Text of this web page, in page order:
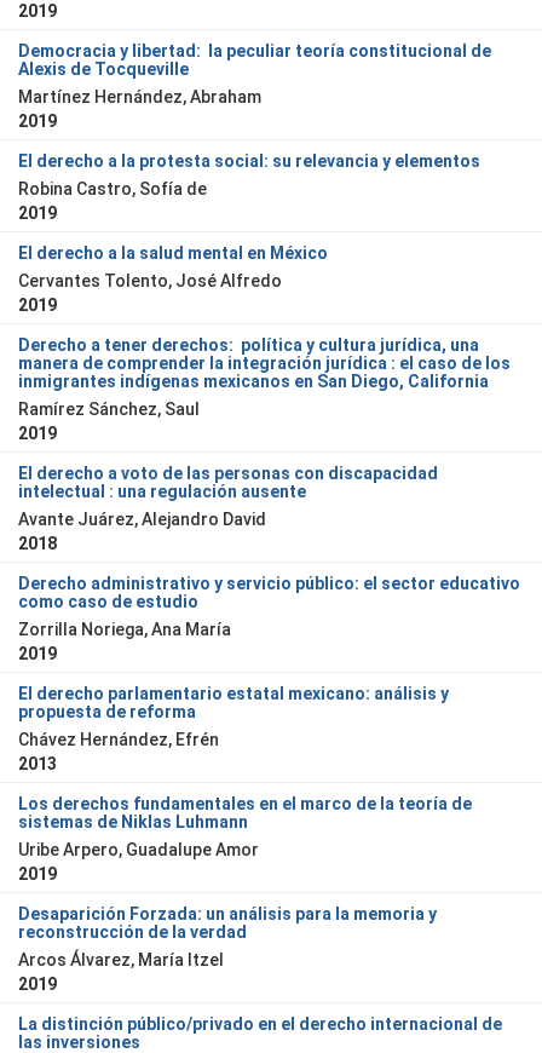
2019
Democracia y libertad: la peculiar teoría constitucional de
Alexis de Tocqueville
Martínez Hernández, Abraham
2019
El derecho a la protesta social: su relevancia y elementos
Robina Castro, Sofía de
2019
El derecho a la salud mental en México
Cervantes Tolento, José Alfredo
2019
Derecho a tener derechos: política y cultura jurídica, una
manera de comprender la integración jurídica : el caso de los
inmigrantes indígenas mexicanos en San Diego, California
Ramírez Sánchez, Saul
2019
El derecho a voto de las personas con discapacidad
intelectual : una regulación ausente
Avante Juárez, Alejandro David
2018
Derecho administrativo y servicio público: el sector educativo
como caso de estudio
Zorrilla Noriega, Ana María
2019
El derecho parlamentario estatal mexicano: análisis y
propuesta de reforma
Chávez Hernández, Efrén
2013
Los derechos fundamentales en el marco de la teoría de
sistemas de Niklas Luhmann
Uribe Arpero, Guadalupe Amor
2019
Desaparición Forzada: un análisis para la memoria y
reconstrucción de la verdad
Arcos Álvarez, María Itzel
2019
La distinción público/privado en el derecho internacional de
las inversiones